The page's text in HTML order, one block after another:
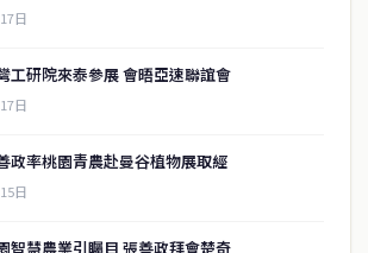
日
工研院來泰參展 會晤亞速聯誼會
日
政率桃園青農赴曼谷植物展取經
日
智慧農業引矚目 張善政拜會楚奇
房地產